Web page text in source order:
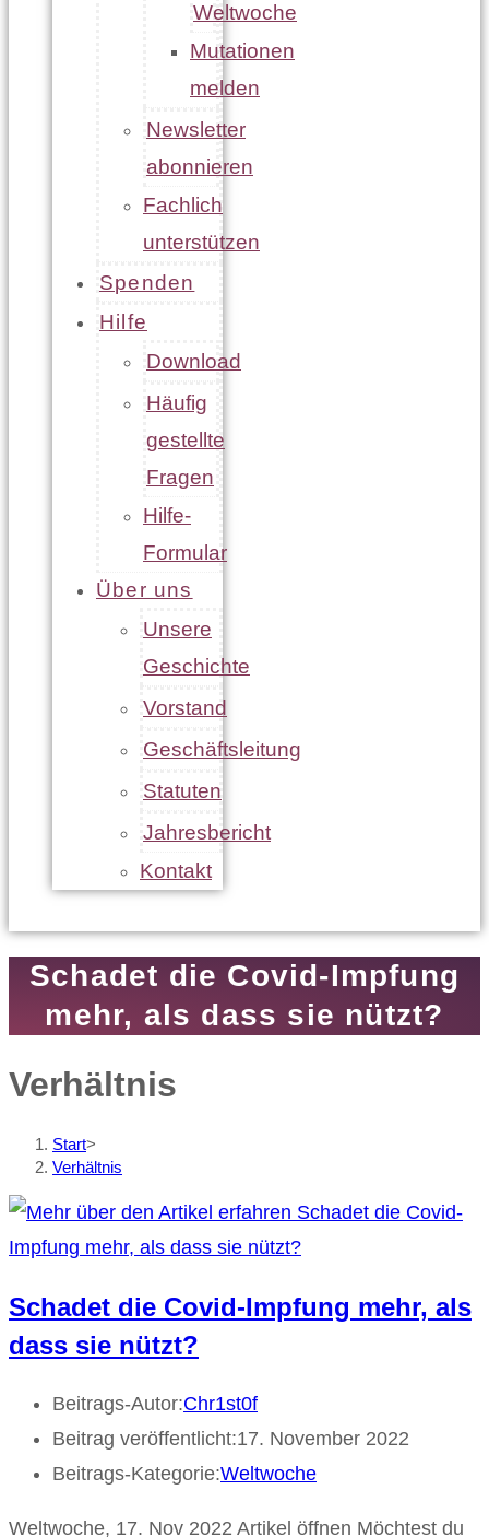
Weltwoche
Mutationen
melden
Newsletter
abonnieren
Fachlich
unterstützen
Spenden
Hilfe
Download
Häufig
gestellte
Fragen
Hilfe-
Formular
Über uns
Unsere
Geschichte
Vorstand
Geschäftsleitung
Statuten
Jahresbericht
Kontakt
Schadet die Covid-Impfung
mehr, als dass sie nützt?
Verhältnis
Start>
Verhältnis
Schadet die Covid-Impfung mehr, als
dass sie nützt?
Beitrags-Autor:Chr1st0f
Beitrag veröffentlicht:17. November 2022
Beitrags-Kategorie:Weltwoche
Weltwoche, 17. Nov 2022 Artikel öffnen Möchtest du